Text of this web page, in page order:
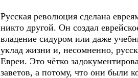
Русская революция сделана
никто другой. Он создал
владение сидуром или даже
уклад жизни и, несомненно,
Евреи. Это чётко
заветов, а потому, что они были